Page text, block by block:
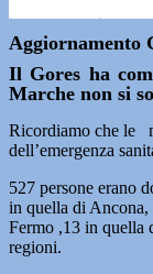
Aggiornamento
Il Gores ha
Marche non si
Ricordiamo che le
dell’emergenza
527 persone erano
in quella di
Fermo ,13 in quella
regioni.